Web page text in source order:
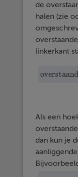
de
halen (zie
linkerkant
Als een
dan kun je